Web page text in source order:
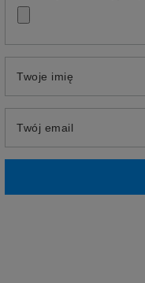
Twoje imię
Twój email